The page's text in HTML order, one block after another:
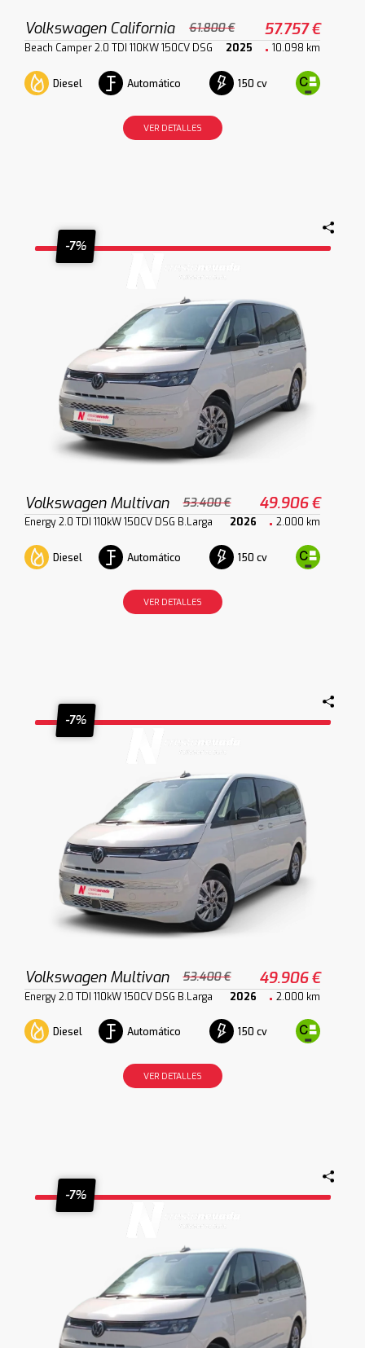
Volkswagen California 61.800 € 57.757 €
Beach Camper 2.0 TDI 110KW 150CV DSG 2025 10.098 km
Diesel Automático 150 cv
VER DETALLES
-7%
Volkswagen Multivan 53.400 € 49.906 €
Energy 2.0 TDI 110kW 150CV DSG B.Larga 2026 2.000 km
Diesel Automático 150 cv
VER DETALLES
-7%
Volkswagen Multivan 53.400 € 49.906 €
Energy 2.0 TDI 110kW 150CV DSG B.Larga 2026 2.000 km
Diesel Automático 150 cv
VER DETALLES
-7%